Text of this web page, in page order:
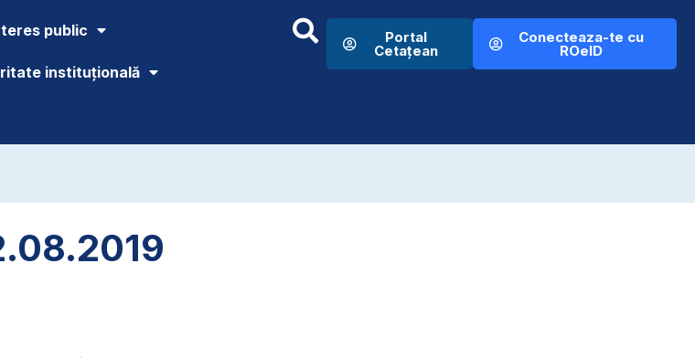
public
instituțională
Portal
Cetațean
Conecteaza-te cu
ROeID